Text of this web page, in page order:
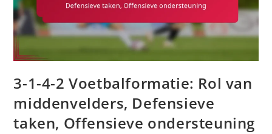
3-1-4-2 Voetbalformatie: Rol van
middenvelders, Defensieve
taken, Offensieve ondersteuning